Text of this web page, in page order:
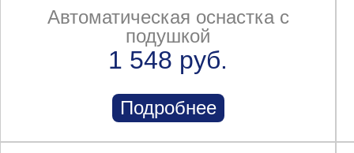
Автоматическая оснастка с
подушкой
1 548 руб.
Подробнее